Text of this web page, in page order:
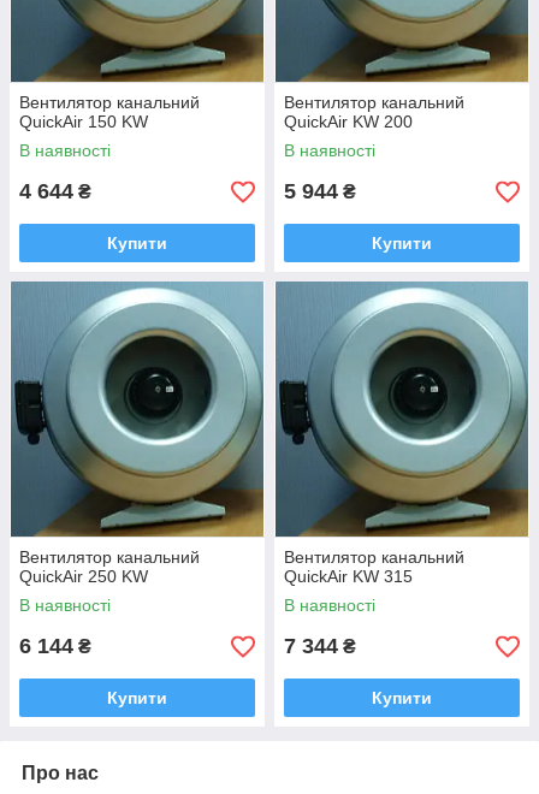
Вентилятор канальний
QuickAir 150 KW
В наявності
4 644 ₴
Купити
Вентилятор канальний
QuickAir KW 200
В наявності
5 944 ₴
Купити
Вентилятор канальний
QuickAir 250 KW
В наявності
6 144 ₴
Купити
Вентилятор канальний
QuickAir KW 315
В наявності
7 344 ₴
Купити
Про нас